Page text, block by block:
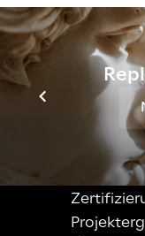
Es ergeben